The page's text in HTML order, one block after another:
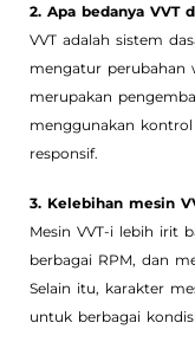
2. Apa bedanya VVT
VVT adalah sistem
mengatur perubahan
merupakan
menggunakan
responsif.
3. Kelebihan mesin
Mesin VVT-i lebih irit
berbagai RPM, dan
Selain itu, karakter
untuk berbagai